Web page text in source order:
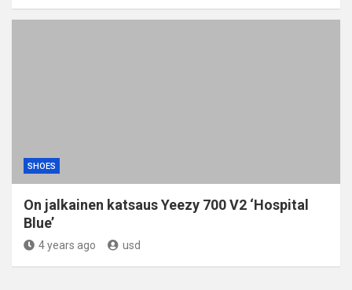
SHOES
On jalkainen katsaus Yeezy 700 V2 ‘Hospital
Blue’
4 years ago usd